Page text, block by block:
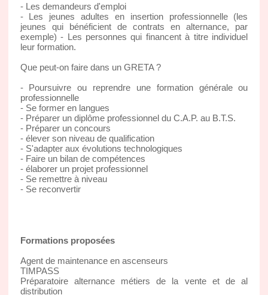
- Les demandeurs d'emploi
- Les jeunes adultes en insertion professionnelle (les
jeunes qui bénéficient de contrats en alternance, par
exemple) - Les personnes qui financent à titre individuel
leur formation.
Que peut-on faire dans un GRETA ?
- Poursuivre ou reprendre une formation générale ou
professionnelle
- Se former en langues
- Préparer un diplôme professionnel du C.A.P. au B.T.S.
- Préparer un concours
- élever son niveau de qualification
- S'adapter aux évolutions technologiques
- Faire un bilan de compétences
- élaborer un projet professionnel
- Se remettre à niveau
- Se reconvertir
Formations proposées
Agent de maintenance en ascenseurs
TIMPASS
Préparatoire alternance métiers de la vente et de al
distribution